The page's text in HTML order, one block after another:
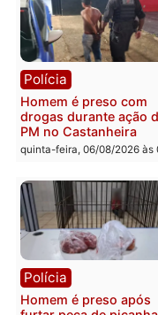
Polícia
Homem é
tórax durante briga
vizinho no bairro
Guimarães
quinta-feira, 06/08/
Polícia